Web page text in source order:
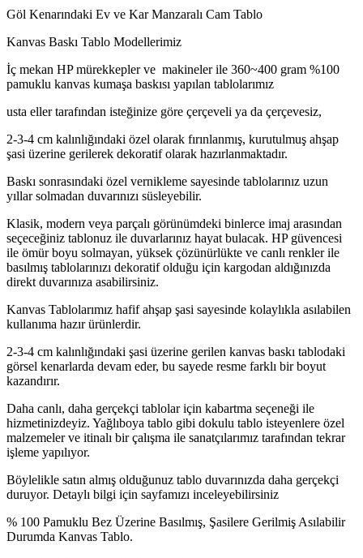
Göl Kenarındaki Ev ve Kar Manzaralı Cam Tablo
Kanvas Baskı Tablo Modellerimiz
İç mekan HP mürekkepler ve makineler ile 360~400 gram %100
pamuklu kanvas kumaşa baskısı yapılan tablolarımız
usta eller tarafından isteğinize göre çerçeveli ya da çerçevesiz,
2-3-4 cm kalınlığındaki özel olarak fırınlanmış, kurutulmuş ahşap
şasi üzerine gerilerek dekoratif olarak hazırlanmaktadır.
Baskı sonrasındaki özel vernikleme sayesinde tablolarınız uzun
yıllar solmadan duvarınızı süsleyebilir.
Klasik, modern veya parçalı görünümdeki binlerce imaj arasından
seçeceğiniz tablonuz ile duvarlarınız hayat bulacak. HP güvencesi
ile ömür boyu solmayan, yüksek çözünürlükte ve canlı renkler ile
basılmış tablolarınızı dekoratif olduğu için kargodan aldığınızda
direkt duvarınıza asabilirsiniz.
Kanvas Tablolarımız hafif ahşap şasi sayesinde kolaylıkla asılabilen
kullanıma hazır ürünlerdir.
2-3-4 cm kalınlığındaki şasi üzerine gerilen kanvas baskı tablodaki
görsel kenarlarda devam eder, bu sayede resme farklı bir boyut
kazandırır.
Daha canlı, daha gerçekçi tablolar için kabartma seçeneği ile
hizmetinizdeyiz. Yağlıboya tablo gibi dokulu tablo isteyenlere özel
malzemeler ve itinalı bir çalışma ile sanatçılarımız tarafından tekrar
işleme yapılıyor.
Böylelikle satın almış olduğunuz tablo duvarınızda daha gerçekçi
duruyor. Detaylı bilgi için sayfamızı inceleyebilirsiniz
% 100 Pamuklu Bez Üzerine Basılmış, Şasilere Gerilmiş Asılabilir
Durumda Kanvas Tablo.